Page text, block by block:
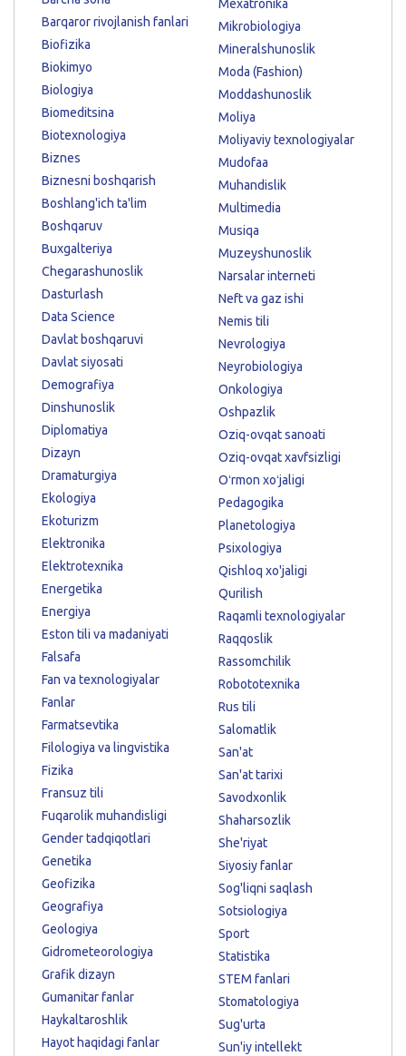
Barqaror rivojlanish fanlari
Biofizika
Biokimyo
Biologiya
Biomeditsina
Biotexnologiya
Biznes
Biznesni boshqarish
Boshlang'ich ta'lim
Boshqaruv
Buxgalteriya
Chegarashunoslik
Dasturlash
Data Science
Davlat boshqaruvi
Davlat siyosati
Demografiya
Dinshunoslik
Diplomatiya
Dizayn
Dramaturgiya
Ekologiya
Ekoturizm
Elektronika
Elektrotexnika
Energetika
Energiya
Eston tili va madaniyati
Falsafa
Fan va texnologiyalar
Fanlar
Farmatsevtika
Filologiya va lingvistika
Fizika
Fransuz tili
Fuqarolik muhandisligi
Gender tadqiqotlari
Genetika
Geofizika
Geografiya
Geologiya
Gidrometeorologiya
Grafik dizayn
Gumanitar fanlar
Haykaltaroshlik
Hayot haqidagi fanlar
Mexatronika
Mikrobiologiya
Mineralshunoslik
Moda (Fashion)
Moddashunoslik
Moliya
Moliyaviy texnologiyalar
Mudofaa
Muhandislik
Multimedia
Musiqa
Muzeyshunoslik
Narsalar interneti
Neft va gaz ishi
Nemis tili
Nevrologiya
Neyrobiologiya
Onkologiya
Oshpazlik
Oziq-ovqat sanoati
Oziq-ovqat xavfsizligi
Oʻrmon xoʻjaligi
Pedagogika
Planetologiya
Psixologiya
Qishloq xo'jaligi
Qurilish
Raqamli texnologiyalar
Raqqoslik
Rassomchilik
Robototexnika
Rus tili
Salomatlik
San'at
San'at tarixi
Savodxonlik
Shaharsozlik
She'riyat
Siyosiy fanlar
Sog'liqni saqlash
Sotsiologiya
Sport
Statistika
STEM fanlari
Stomatologiya
Sug'urta
Sun'iy intellekt